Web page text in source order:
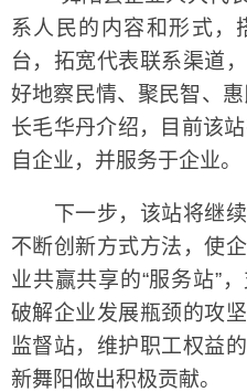
系人民的内容和形式，
台，拓宽代表联系渠道
好地察民情、聚民智、
长毛华丹介绍，目前该
自企业，并服务于企业。
下一步，该站将继续
不断创新方式方法，使
业共赢共享的“服务站”
破解企业发展瓶颈的攻
监督站，维护职工权益
新舞阳做出积极贡献。